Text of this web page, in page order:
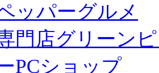
ッパーグルメ
門店グリーン
PCショップ